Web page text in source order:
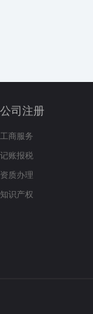
公司注册
工商服务
记账报税
资质办理
知识产权